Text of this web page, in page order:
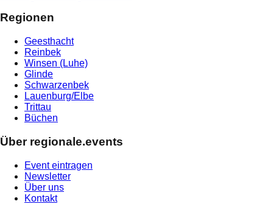
Regionen
Geesthacht
Reinbek
Winsen (Luhe)
Glinde
Schwarzenbek
Lauenburg/Elbe
Trittau
Büchen
Über regionale.events
Event eintragen
Newsletter
Über uns
Kontakt